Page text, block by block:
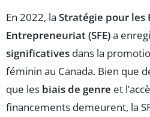
En 2022, la Stratégie pour les
Entrepreneuriat (SFE)a
significatives dans la
féminin au Canada. Bien que
que les biais de genre et
financements demeurent, la